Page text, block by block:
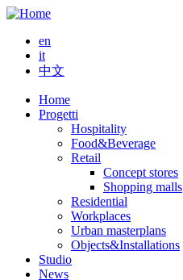
Salta
contenuto
principale
en
it
中文
Main
navigation
Home
Progetti
Hospitality
Food&Beverage
Retail
Concept stores
Shopping malls
Residential
Workplaces
Urban masterplans
Objects&Installations
Studio
News